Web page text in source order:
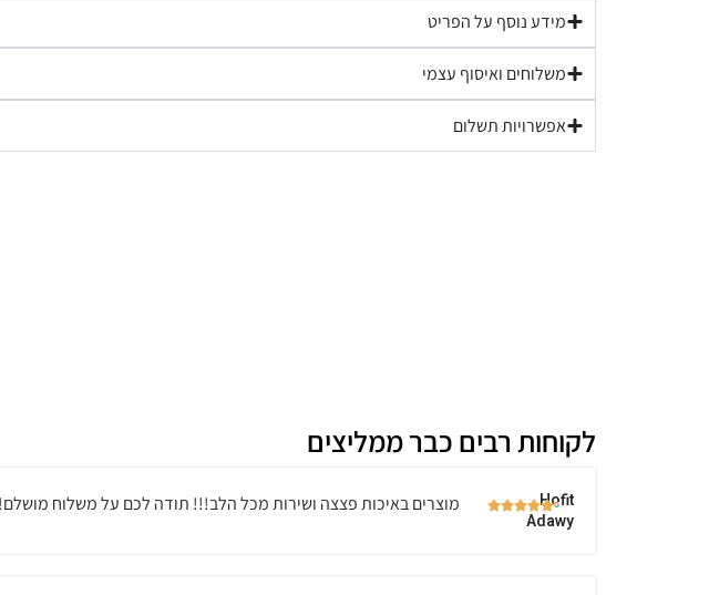
מידע נוסף על הפריט
משלוחים ואיסוף עצמי
אפשרויות תשלום
לקוחות רבים כבר ממליצים
Hofit
Adawy
מוצרים באיכות פצצה ושירות מכל הלב!!! תודה לכם על משלוח מושלם!